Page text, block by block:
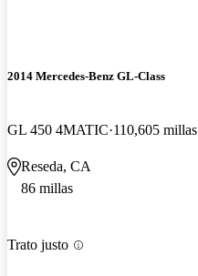
2014 Mercedes-Benz GL-Class
GL 450 4MATIC 110,605 millas
Reseda, CA
86 millas
Trato justo